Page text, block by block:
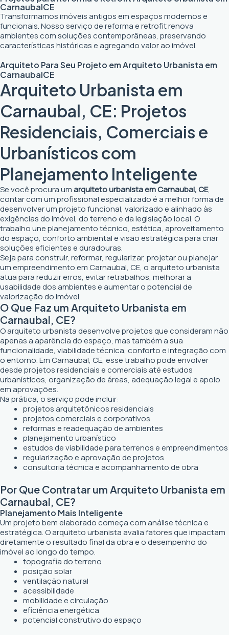
CarnaubalCE
Transformamos imóveis antigos em espaços modernos e
funcionais. Nosso serviço de reforma e retrofit renova
ambientes com soluções contemporâneas, preservando
características históricas e agregando valor ao imóvel.
Arquiteto Para Seu Projeto emArquiteto Urbanista em
CarnaubalCE
Arquiteto Urbanista em
Carnaubal, CE: Projetos
Residenciais, Comerciais e
Urbanísticos com
Planejamento Inteligente
Se você procura umarquiteto urbanista em Carnaubal, CE,
contar com um profissional especializado é a melhor forma de
desenvolver um projeto funcional, valorizado e alinhado às
exigências do imóvel, do terreno e da legislação local. O
trabalho une planejamento técnico, estética, aproveitamento
do espaço, conforto ambiental e visão estratégica para criar
soluções eficientes e duradouras.
Seja para construir, reformar, regularizar, projetar ou planejar
um empreendimento em Carnaubal, CE, o arquiteto urbanista
atua para reduzir erros, evitar retrabalhos, melhorar a
usabilidade dos ambientes e aumentar o potencial de
valorização do imóvel.
O Que Faz um Arquiteto Urbanista em
Carnaubal, CE?
O arquiteto urbanista desenvolve projetos que consideram não
apenas a aparência do espaço, mas também a sua
funcionalidade, viabilidade técnica, conforto e integração com
o entorno. Em Carnaubal, CE, esse trabalho pode envolver
desde projetos residenciais e comerciais até estudos
urbanísticos, organização de áreas, adequação legal e apoio
em aprovações.
Na prática, o serviço pode incluir:
projetos arquitetônicos residenciais
projetos comerciais e corporativos
reformas e readequação de ambientes
planejamento urbanístico
estudos de viabilidade para terrenos e empreendimentos
regularização e aprovação de projetos
consultoria técnica e acompanhamento de obra
Por Que Contratar um Arquiteto Urbanista em
Carnaubal, CE?
Planejamento Mais Inteligente
Um projeto bem elaborado começa com análise técnica e
estratégica. O arquiteto urbanista avalia fatores que impactam
diretamente o resultado final da obra e o desempenho do
imóvel ao longo do tempo.
topografia do terreno
posição solar
ventilação natural
acessibilidade
mobilidade e circulação
eficiência energética
potencial construtivo do espaço